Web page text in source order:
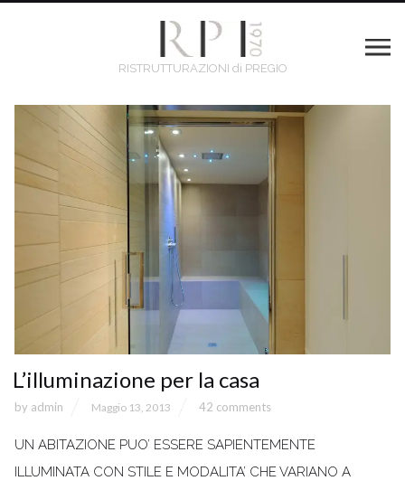
RISTRUTTURAZIONI di PREGIO
L’illuminazione per la casa
by admin Maggio 13, 2013 42 comments
UN ABITAZIONE PUO’ ESSERE SAPIENTEMENTE
ILLUMINATA CON STILE E MODALITA’ CHE VARIANO A